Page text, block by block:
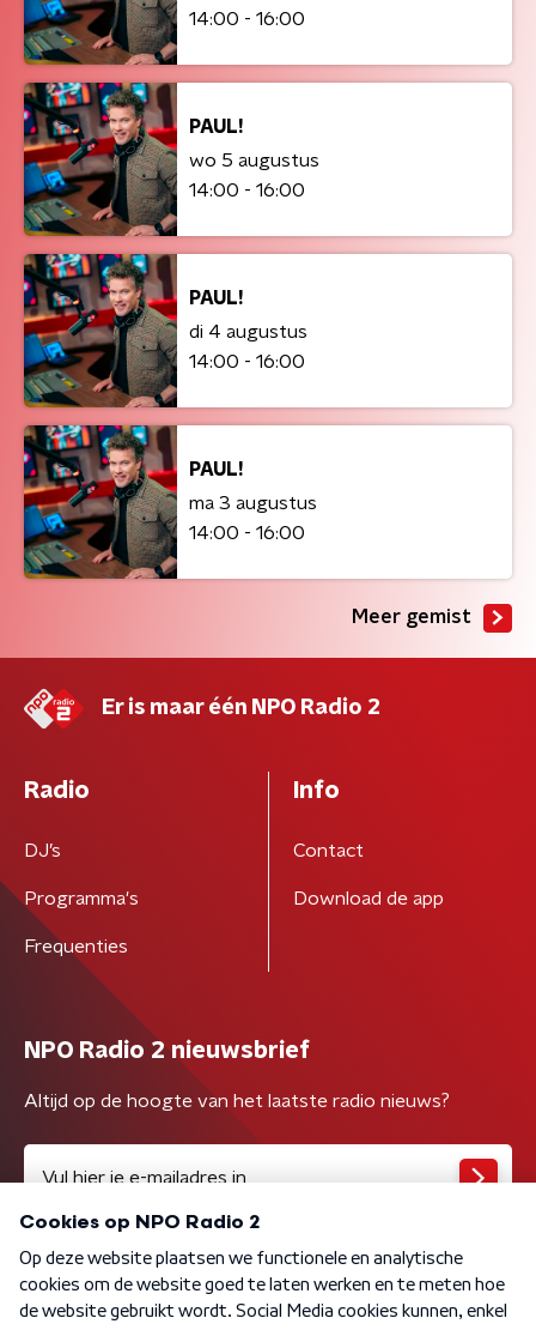
14:00 - 16:00
PAUL!
wo 5 augustus
14:00 - 16:00
PAUL!
di 4 augustus
14:00 - 16:00
PAUL!
ma 3 augustus
14:00 - 16:00
Meer gemist
Er is maar één NPO Radio 2
Radio
DJ’s
Programma's
Frequenties
Info
Contact
Download de app
NPO Radio 2 nieuwsbrief
Altijd op de hoogte van het laatste radio nieuws?
Algemene voorwaarden